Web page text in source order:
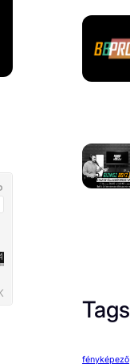
Tags
fényképező